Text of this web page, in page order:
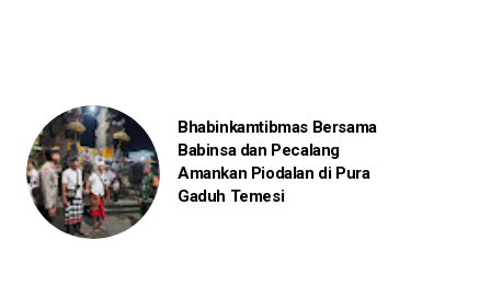
Bhabinkamtibmas Bersama
Babinsa dan Pecalang
Amankan Piodalan di Pura
Gaduh Temesi